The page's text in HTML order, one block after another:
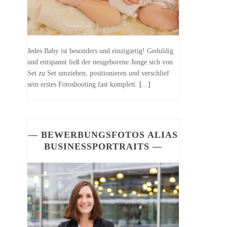
Jedes Baby ist besonders und einzigartig! Geduldig
und entspannt ließ der neugeborene Junge sich von
Set zu Set umziehen, positionieren und verschlief
sein erstes Fotoshooting fast komplett. [...]
— BEWERBUNGSFOTOS ALIAS
BUSINESSPORTRAITS —